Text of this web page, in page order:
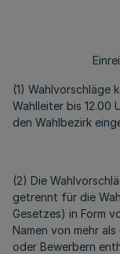
(1) Wahlvorschläge
Wahlleiter bis 12.00
den Wahlbezirk
(2) Die
getrennt für die
Gesetzes) in Form
Namen von mehr
oder Bewerbern